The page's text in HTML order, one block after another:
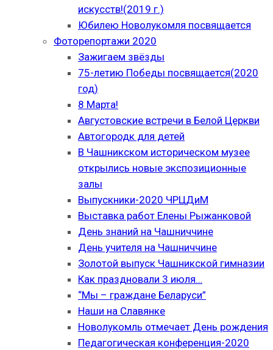
искусств!(2019 г.)
Юбилею Новолукомля посвящается
Фоторепортажи 2020
Зажигаем звёзды
75-летию Победы посвящается(2020
год)
8 Марта!
Августовские встречи в Белой Церкви
Автогородк для детей
В Чашникском историческом музее
открылись новые экспозиционные
залы
Выпускники-2020 ЧРЦДиМ
Выставка работ Елены Рыжанковой
День знаний на Чашниччине
День учителя на Чашниччине
Золотой выпуск Чашникской гимназии
Как праздновали 3 июля…
“Мы – граждане Беларуси”
Наши на Славянке
Новолукомль отмечает День рождения
Педагогическая конференция-2020